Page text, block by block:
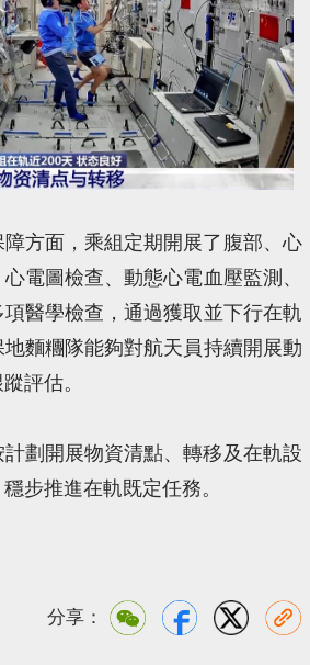
方面，乘組定期開展了腹部、心
電圖檢查、動態心電血壓監測、
醫學檢查，通過獲取並下行在軌
麵糰隊能夠對航天員持續開展動
評估。
劃開展物資清點、轉移及在軌設
步推進在軌既定任務。
分享：